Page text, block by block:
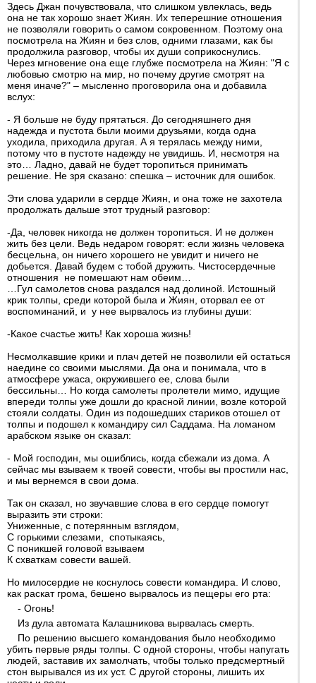
Здесь Джан почувствовала, что слишком увлеклась, ведь
она не так хорошо знает Жиян. Их теперешние отношения
не позволяли говорить о самом сокровенном. Поэтому она
посмотрела на Жиян и без слов, одними глазами, как бы
продолжила разговор, чтобы их души соприкоснулись.
Через мгновение она еще глубже посмотрела на Жиян: "Я с
любовью смотрю на мир, но почему другие смотрят на
меня иначе?" – мысленно проговорила она и добавила
вслух:
- Я больше не буду прятаться. До сегодняшнего дня
надежда и пустота были моими друзьями, когда одна
уходила, приходила другая. А я терялась между ними,
потому что в пустоте надежду не увидишь. И, несмотря на
это… Ладно, давай не будет торопиться принимать
решение. Не зря сказано: спешка – источник для ошибок.
Эти слова ударили в сердце Жиян, и она тоже не захотела
продолжать дальше этот трудный разговор:
-Да, человек никогда не должен торопиться. И не должен
жить без цели. Ведь недаром говорят: если жизнь человека
бесцельна, он ничего хорошего не увидит и ничего не
добьется. Давай будем с тобой дружить. Чистосердечные
отношения не помешают нам обеим…
…Гул самолетов снова раздался над долиной. Истошный
крик толпы, среди которой была и Жиян, оторвал ее от
воспоминаний, и у нее вырвалось из глубины души:
-Какое счастье жить! Как хороша жизнь!
Несмолкавшие крики и плач детей не позволили ей остаться
наедине со своими мыслями. Да она и понимала, что в
атмосфере ужаса, окружившего ее, слова были
бессильны… Но когда самолеты пролетели мимо, идущие
впереди толпы уже дошли до красной линии, возле которой
стояли солдаты. Один из подошедших стариков отошел от
толпы и подошел к командиру сил Саддама. На ломаном
арабском языке он сказал:
- Мой господин, мы ошиблись, когда сбежали из дома. А
сейчас мы взываем к твоей совести, чтобы вы простили нас,
и мы вернемся в свои дома.
Так он сказал, но звучавшие слова в его сердце помогут
выразить эти строки:
Униженные, с потерянным взглядом,
С горькими слезами, спотыкаясь,
С поникшей головой взываем
К схваткам совести вашей.
Но милосердие не коснулось совести командира. И слово,
как раскат грома, бешено вырвалось из пещеры его рта:
- Огонь!
Из дула автомата Калашникова вырвалась смерть.
По решению высшего командования было необходимо
убить первые ряды толпы. С одной стороны, чтобы напугать
людей, заставив их замолчать, чтобы только предсмертный
стон вырывался из их уст. С другой стороны, лишить их